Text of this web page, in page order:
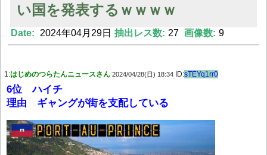
Powered by livedoor 相互RSS
い国を発表するｗｗｗｗ
Date: 2024年04月29日 抽出レス数: 27 画像数: 9
1:はじめのつらたんニュースさん 2024/04/28(日) 18:34 ID:sTEYq1rr0
6位 ハイチ
理由 ギャングが街を支配している